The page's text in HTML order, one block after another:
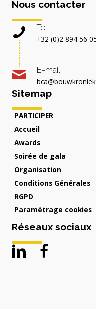
Nous contacter
Tel.
+32 (0)2 894 56 05
E-mail
Sitemap
PARTICIPER
Accueil
Awards
Soirée de gala
Organisation
Conditions Générales
RGPD
Paramétrage cookies
Réseaux sociaux